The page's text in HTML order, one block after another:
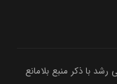
با ذکر منبع بلامانع